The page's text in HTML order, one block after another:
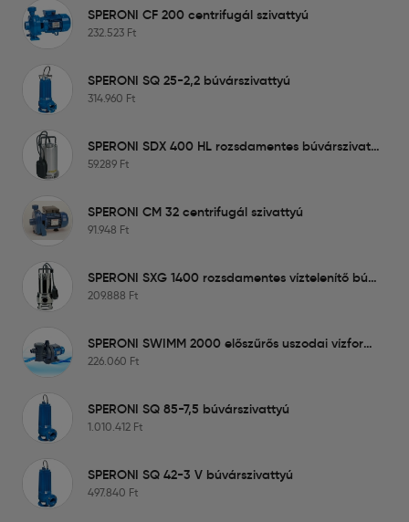
SPERONI CF 200 centrifugál szivattyú
232.523 Ft
SPERONI SQ 25-2,2 búvárszivattyú
314.960 Ft
SPERONI SDX 400 HL rozsdamentes búvárszivattyú
59.289 Ft
SPERONI CM 32 centrifugál szivattyú
91.948 Ft
SPERONI SXG 1400 rozsdamentes víztelenítő búvárszivattyú
209.888 Ft
SPERONI SWIMM 2000 előszűrős uszodai vízforgató szivattyú
226.060 Ft
SPERONI SQ 85-7,5 búvárszivattyú
1.010.412 Ft
SPERONI SQ 42-3 V búvárszivattyú
497.840 Ft